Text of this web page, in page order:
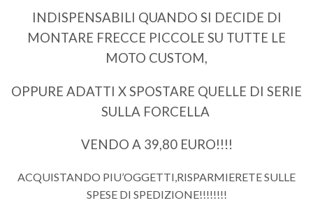
INDISPENSABILI QUANDO SI DECIDE DI
MONTARE FRECCE PICCOLE SU TUTTE LE
MOTO CUSTOM,
OPPURE ADATTI X SPOSTARE QUELLE DI SERIE
SULLA FORCELLA
VENDO A 39,80 EURO!!!!
ACQUISTANDO PIU’OGGETTI,RISPARMIERETE SULLE
SPESE DI SPEDIZIONE!!!!!!!!